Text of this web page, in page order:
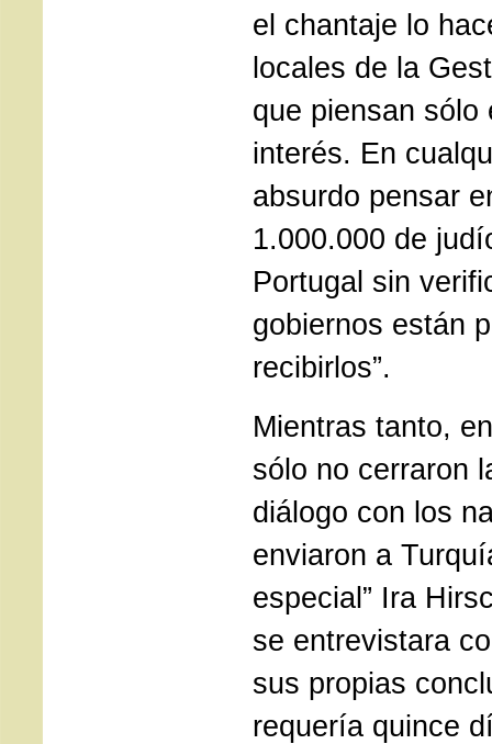
el chantaje lo
locales de la
que piensan sólo
interés. En
absurdo pensar
1.000.000 de
Portugal sin
gobiernos están
recibirlos”.
Mientras tanto,
sólo no cerraron
diálogo con los
enviaron a
especial” Ira
se entrevistara
sus propias
requería quince